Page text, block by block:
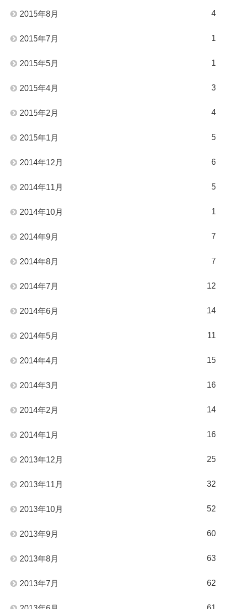
2015年8月 4
2015年7月 1
2015年5月 1
2015年4月 3
2015年2月 4
2015年1月 5
2014年12月 6
2014年11月 5
2014年10月 1
2014年9月 7
2014年8月 7
2014年7月 12
2014年6月 14
2014年5月 11
2014年4月 15
2014年3月 16
2014年2月 14
2014年1月 16
2013年12月 25
2013年11月 32
2013年10月 52
2013年9月 60
2013年8月 63
2013年7月 62